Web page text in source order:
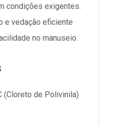
condições exigentes.
e vedação eficiente
no manuseio.
(Cloreto de Polivinila)